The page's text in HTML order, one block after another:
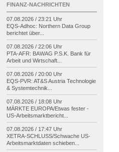
FINANZ-NACHRICHTEN
07.08.2026 / 23:21 Uhr
EQS-Adhoc: Northern Data Group
berichtet über...
07.08.2026 / 22:06 Uhr
PTA-AFR: BAWAG P.S.K. Bank für
Arbeit und Wirtschaft...
07.08.2026 / 20:00 Uhr
EQS-PVR: AT&S Austria Technologie
& Systemtechnik...
07.08.2026 / 18:08 Uhr
MÄRKTE EUROPA/Etwas fester -
US-Arbeitsmarktbericht...
07.08.2026 / 17:47 Uhr
XETRA-SCHLUSS/Schwache US-
Arbeitsmarktdaten schieben...